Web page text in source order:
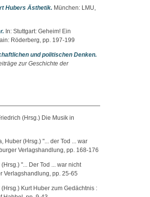
Hubers Ästhetik. München: LMU,
In: Stuttgart: Geheim! Ein
Röderberg, pp. 197-199
und politischen Denken.
zur Geschichte der
(Hrsg.) Die Musik in
Huber(Hrsg.) "... der Tod ... war
Verlagshandlung, pp. 168-176
(Hrsg.) "... Der Tod ... war nicht
Verlagshandlung, pp. 25-65
(Hrsg.) Kurt Huber zum Gedächtnis :